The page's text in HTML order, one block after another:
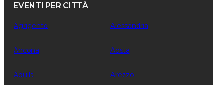
EVENTI PER CITTÀ
Agrigento Alessandria
Ancona Aosta
Aquila Arezzo